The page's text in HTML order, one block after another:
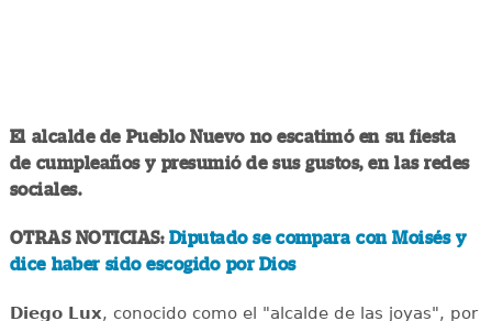
El alcalde de Pueblo Nuevo no escatimó en su fiesta
de cumpleaños y presumió de sus gustos, en las redes
sociales.
OTRAS NOTICIAS: Diputado se compara con Moisés y
dice haber sido escogido por Dios
Diego Lux, conocido como el "alcalde de las joyas", por